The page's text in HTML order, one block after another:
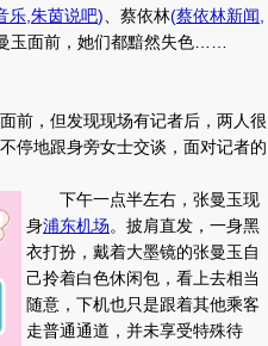
乐 朱茵说吧) 、蔡依林(蔡依林新闻
玉面前，她们都黯然失色……
，但发现现场有记者后，两人很
停地跟身旁女士交谈，面对记者的
下午一点半左右，张曼玉现
身浦东机场。披肩直发，一身黑
衣打扮，戴着大墨镜的张曼玉自
己拎着白色休闲包，看上去相当
随意，下机也只是跟着其他乘客
走普通通道，并未享受特殊待